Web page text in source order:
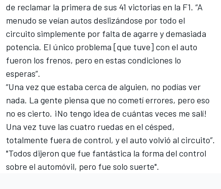
de reclamar la primera de sus 41 victorias en la F1. “A
menudo se veían autos deslizándose por todo el
circuito simplemente por falta de agarre y demasiada
potencia. El único problema [que tuve] con el auto
fueron los frenos, pero en estas condiciones lo
esperas”.
“Una vez que estaba cerca de alguien, no podías ver
nada. La gente piensa que no cometí errores, pero eso
no es cierto. ¡No tengo idea de cuántas veces me salí!
Una vez tuve las cuatro ruedas en el césped,
totalmente fuera de control, y el auto volvió al circuito”.
"Todos dijeron que fue fantástica la forma del control
sobre el automóvil, pero fue solo suerte".